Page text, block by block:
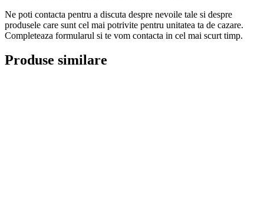
Ne poti contacta pentru a discuta despre nevoile tale si despre
produsele care sunt cel mai potrivite pentru unitatea ta de cazare.
Completeaza formularul si te vom contacta in cel mai scurt timp.
Produse similare